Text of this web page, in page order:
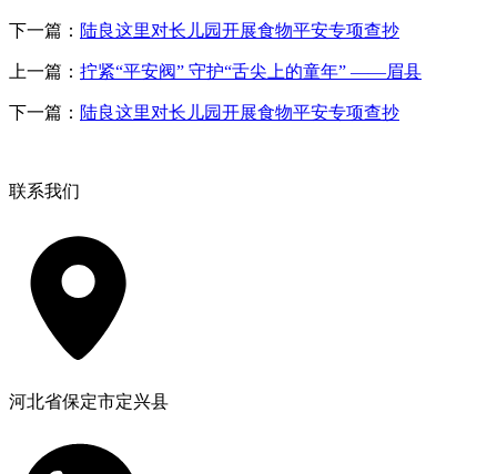
下一篇： 陆良这里对长儿园开展食物平安专项查抄
上一篇： 拧紧“平安阀” 守护“舌尖上的童年” ——眉县
下一篇： 陆良这里对长儿园开展食物平安专项查抄
联系我们
河北省保定市定兴县